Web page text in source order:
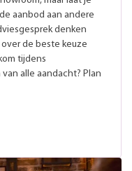
aanbod aan andere
denken
de beste keuze
tijdens
alle aandacht? Plan